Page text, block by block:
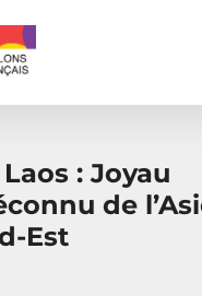
: Joyau
de
Est